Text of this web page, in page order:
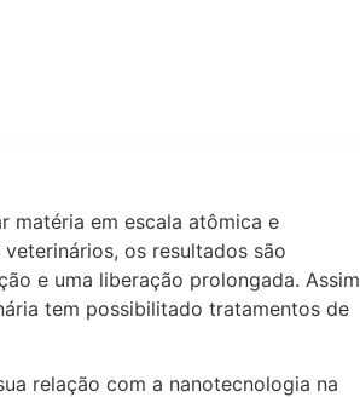
matéria em escala atômica e
os resultados são
e uma liberação prolongada. Assim
tem possibilitado tratamentos de
relação com a nanotecnologia na